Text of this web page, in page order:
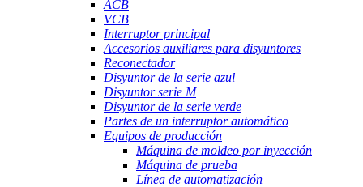
ACB
VCB
Interruptor principal
Accesorios auxiliares para disyuntores
Reconectador
Disyuntor de la serie azul
Disyuntor serie M
Disyuntor de la serie verde
Partes de un interruptor automático
Equipos de producción
Máquina de moldeo por inyección
Máquina de prueba
Línea de automatización